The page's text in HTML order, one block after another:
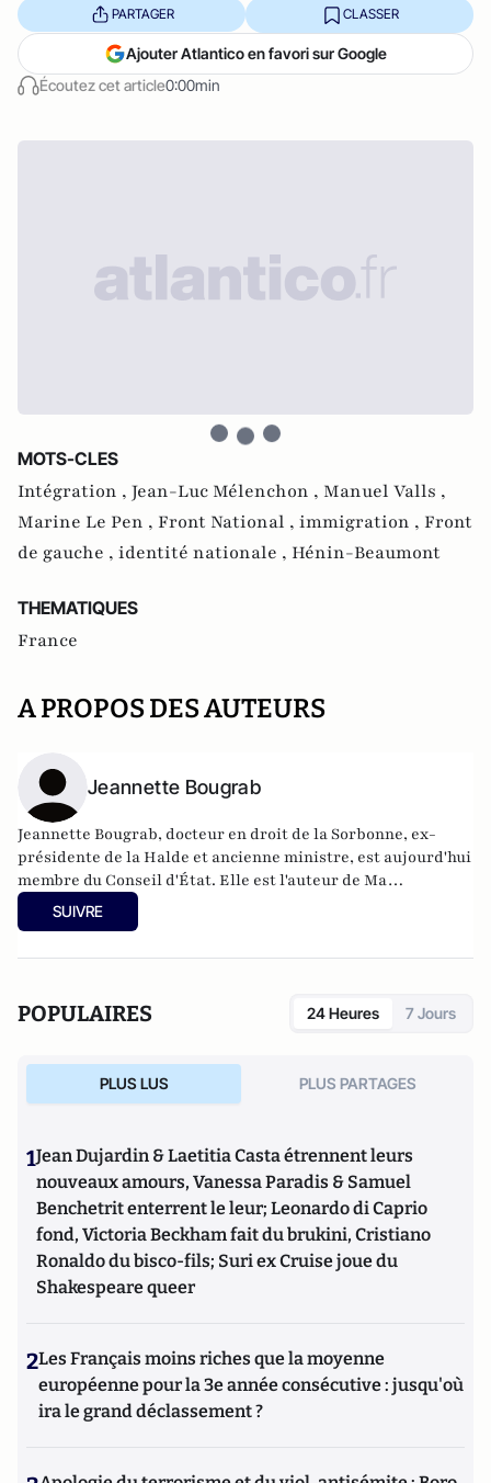
Écoutez cet article0:00min
PARTAGER CLASSER
Ajouter Atlantico en favori sur Google
MOTS-CLES
Intégration , Jean-Luc Mélenchon , Manuel Valls ,
Marine Le Pen , Front National , immigration , Front
de gauche , identité nationale , Hénin-Beaumont
THEMATIQUES
France
A PROPOS DES AUTEURS
Jeannette Bougrab
Jeannette Bougrab, docteur en droit de la Sorbonne, ex-
présidente de la Halde et ancienne ministre, est aujourd'hui
membre du Conseil d'État. Elle est l'auteur de Ma
République se meurt, Maudites et Lettre d'exil qui ont
rencontré un grand succès en librairie.
SUIVRE
POPULAIRES 24 Heures 7 Jours
PLUS LUS PLUS PARTAGES
1Jean Dujardin & Laetitia Casta étrennent leurs
nouveaux amours, Vanessa Paradis & Samuel
Benchetrit enterrent le leur; Leonardo di Caprio
fond, Victoria Beckham fait du brukini, Cristiano
Ronaldo du bisco-fils; Suri ex Cruise joue du
Shakespeare queer
2Les Français moins riches que la moyenne
européenne pour la 3e année consécutive : jusqu'où
ira le grand déclassement ?